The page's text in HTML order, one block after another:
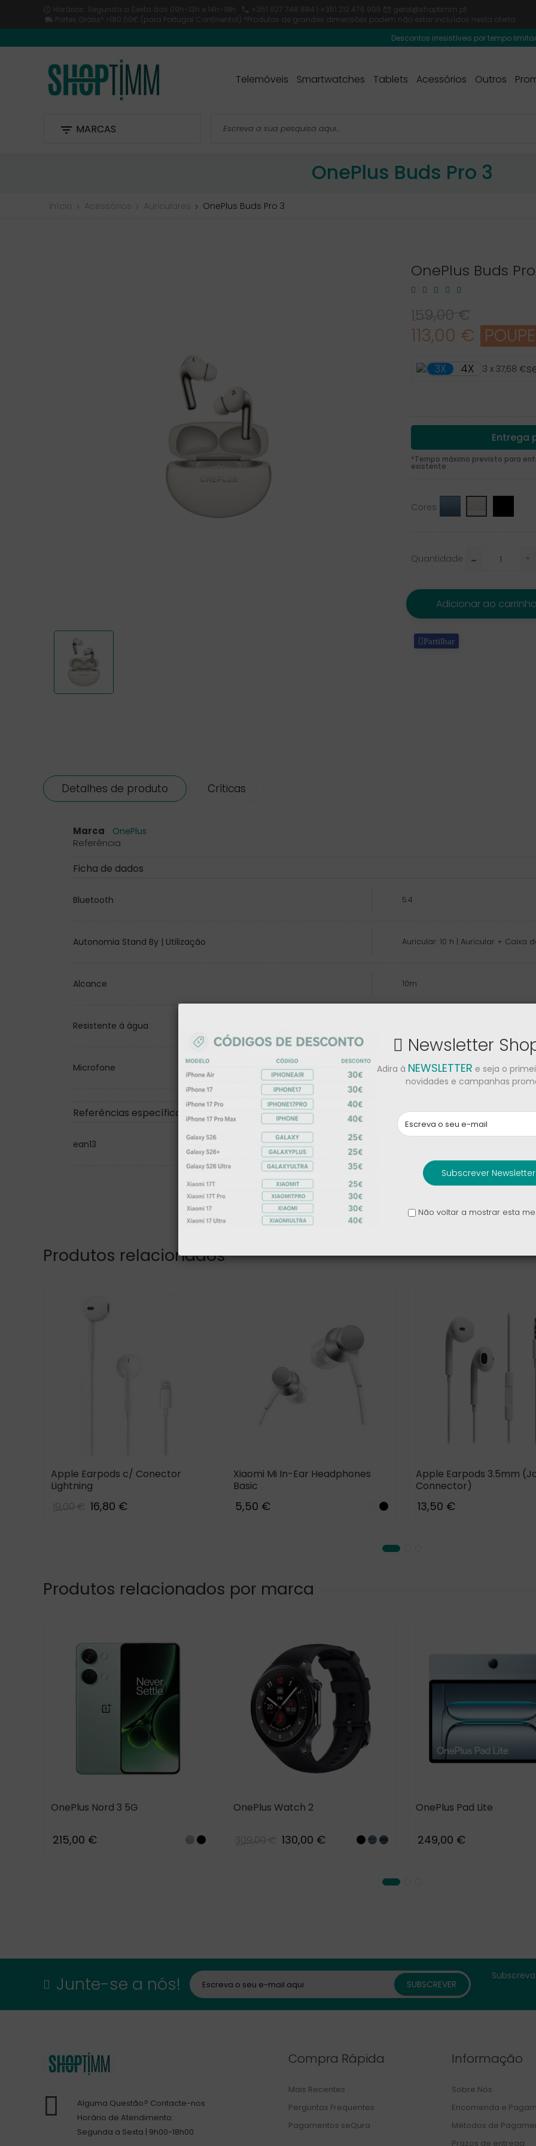
 Horários: Segunda a Sexta das 09h-13h e 14h-18h  +351 927 748 884 | +351 212 476 905 geral@shoptimm.pt
 Portes Grátis* >180.00€ (para Portugal Continental) *Produtos de grandes dimensões podem não estar incluídos nesta oferta
Descontos irresistíveis por tempo limitado! Usa o
Telemóveis Smartwatches Tablets Acessórios Outros
 MARCAS
OnePlus Buds Pro 3
Início Acessórios Auriculares OnePlus Buds Pro 3
OnePlus Buds
159,00 €
113,00 €
3X 4X 3 x 37,68 €
Entrega
*Tempo máximo previsto para
existente
Cores
Blue
Radiance
Opus
Quantidade
Adicionar ao
Partilhar
Detalhes de produto Críticas
Marca OnePlus
Referência
Ficha de dados
Bluetooth 5.4
Autonomia Stand By | Utilização Auricular: 10 h | Auricular + Caixa
Alcance 10m
Resistente à água
Microfone 3
Referências específicas
ean13
Produtos relacionados
Apple Earpods c/ Conector
Lightning
19,00 € 16,80 €
Xiaomi Mi In-Ear Headphones
Basic
5,50 € WhiteBlack
Apple Earpods 3.5mm
Connector)
13,50 €
Produtos relacionados por marca
OnePlus Nord 3 5G
215,00 €
MistyTempest
OnePlus Watch 2
309,00 € 130,00 €
SteelRadiant
Nordic_Blue
OnePlus Pad Lite
249,00 €
Junte-se a nós!
Alguma Questão? Contacte-nos
Horário de Atendimento:
Segunda a Sexta | 9h00-18h00
Compra Rápida
Mais Recentes
Perguntas Frequentes
Pagamentos seQura
Informação
Sobre Nós
Encomenda e
Métodos de
Prazos de entrega
Newsletter
Adira à NEWSLETTER e seja o
novidades e campanhas
Subscrever Newsletter
Não voltar a mostrar esta